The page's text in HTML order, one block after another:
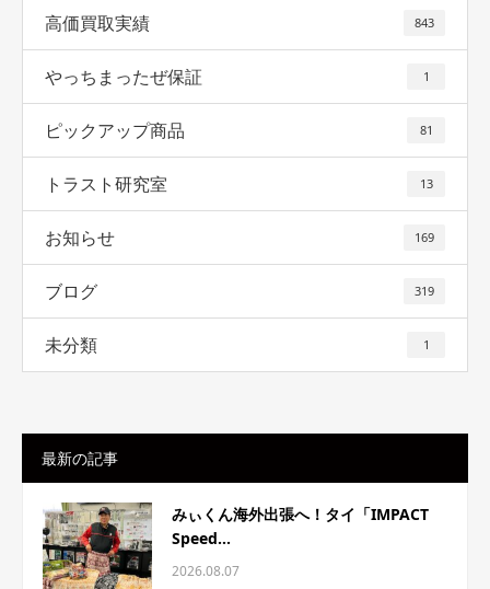
高価買取実績 843
やっちまったぜ保証 1
ピックアップ商品 81
トラスト研究室 13
お知らせ 169
ブログ 319
未分類 1
最新の記事
みぃくん海外出張へ！タイ「IMPACT
Speed...
2026.08.07